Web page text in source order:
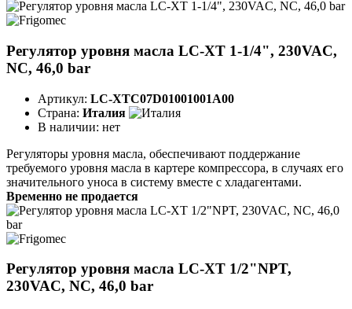
Регулятор уровня масла LC-XT 1-1/4", 230VAC,
NC, 46,0 bar
Артикул: LC-XTC07D01001001A00
Страна: Италия
В наличии: нет
Регуляторы уровня масла, обеспечивают поддержание
требуемого уровня масла в картере компрессора, в случаях его
значительного уноса в систему вместе с хладагентами.
Временно не продается
Регулятор уровня масла LC-XT 1/2"NPT,
230VAC, NC, 46,0 bar